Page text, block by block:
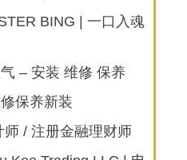
BING | 一口入魂
– 安装 维修 保养
保养新装
/ 注册金融理财师